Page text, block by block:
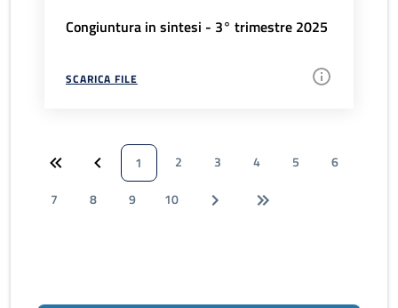
Congiuntura in sintesi - 3° trimestre 2025
SCARICA FILE
1 2 3 4 5
6
7
8 9 10